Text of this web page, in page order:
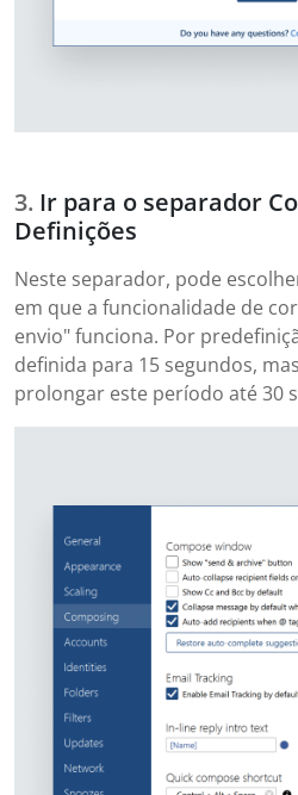
Ir para o separador
Definições
Neste separador, pode
em que a funcionalidade de
envio" funciona. Por
definida para 15 segundos,
prolongar este período até 30